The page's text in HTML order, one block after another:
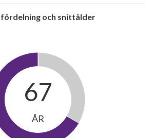
och snittålder
67
ÅR